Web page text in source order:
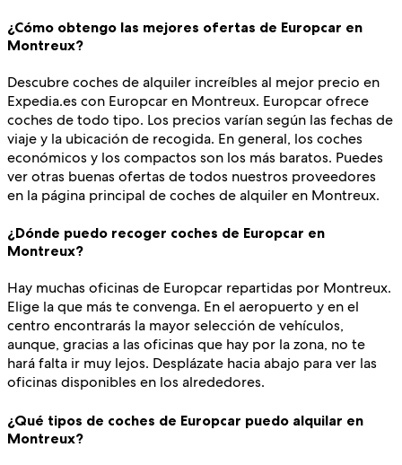
¿Cómo obtengo las mejores ofertas de Europcar en
Montreux?
Descubre coches de alquiler increíbles al mejor precio en
Expedia.es con Europcar en Montreux. Europcar ofrece
coches de todo tipo. Los precios varían según las fechas de
viaje y la ubicación de recogida. En general, los coches
económicos y los compactos son los más baratos. Puedes
ver otras buenas ofertas de todos nuestros proveedores
en la página principal de coches de alquiler en Montreux.
¿Dónde puedo recoger coches de Europcar en
Montreux?
Hay muchas oficinas de Europcar repartidas por Montreux.
Elige la que más te convenga. En el aeropuerto y en el
centro encontrarás la mayor selección de vehículos,
aunque, gracias a las oficinas que hay por la zona, no te
hará falta ir muy lejos. Desplázate hacia abajo para ver las
oficinas disponibles en los alrededores.
¿Qué tipos de coches de Europcar puedo alquilar en
Montreux?